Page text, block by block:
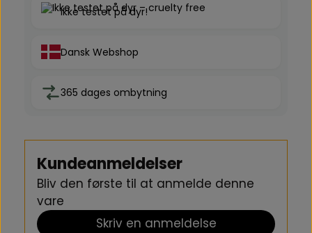
Ikke testet på dyr!
Dansk Webshop
365 dages ombytning
Kundeanmeldelser
Bliv den første til at anmelde denne
vare
Skriv en anmeldelse